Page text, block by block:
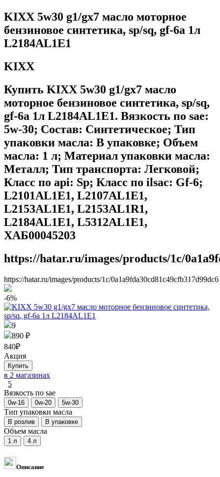
KIXX 5w30 g1/gx7 масло моторное
бензиновое синтетика, sp/sq, gf-6a 1л
L2184AL1E1
KIXX
Купить KIXX 5w30 g1/gx7 масло
моторное бензиновое синтетика, sp/sq,
gf-6a 1л L2184AL1E1. Вязкость по sae:
5w-30; Состав: Синтетическое; Тип
упаковки масла: В упаковке; Объем
масла: 1 л; Материал упаковки масла:
Металл; Тип транспорта: Легковой;
Класс по api: Sp; Класс по ilsac: Gf-6;
L2101AL1E1, L2107AL1E1,
L2153AL1E1, L2153AL1R1,
L2184AL1E1, L5312AL1E1,
ХАБ00045203
https://hatar.ru/images/products/1c/
https://hatar.ru/images/products/1c/
-6%
9
890 ₽
840₽
Акция
в 2 магазинах
5
Вязкость по sae
Тип упаковки масла
Объем масла
Описание